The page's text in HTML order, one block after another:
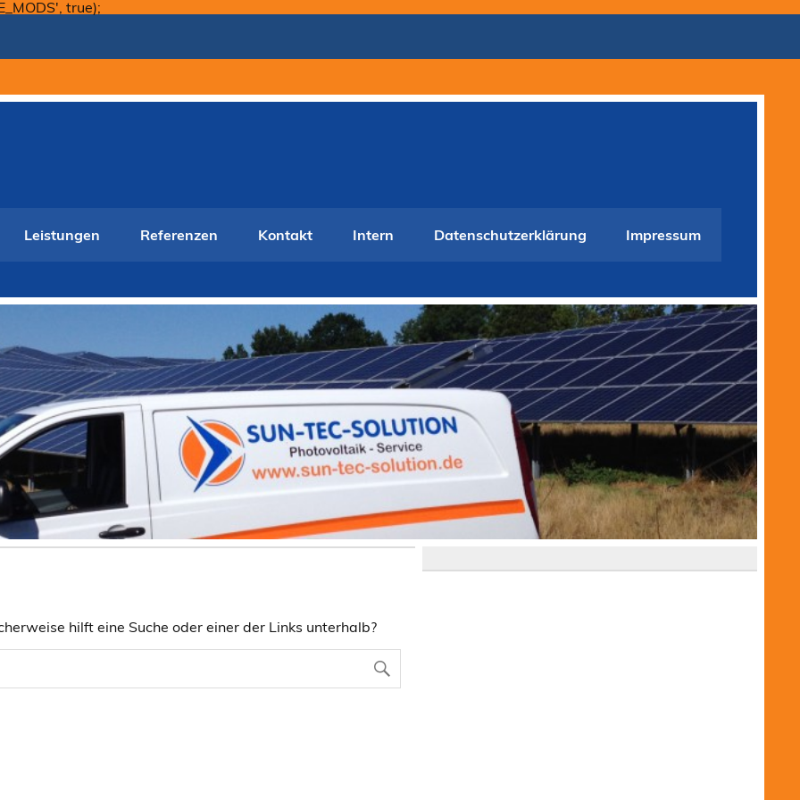
true);
Leistungen Referenzen Kontakt Intern Datenschutzerklärung Impressum
hilft eine Suche oder einer der Links unterhalb?